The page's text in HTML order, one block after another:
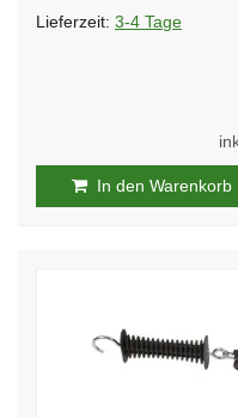
Lieferzeit: 3-4 Tage
In den Warenkorb